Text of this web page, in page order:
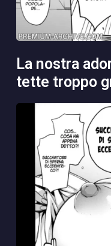
la nostra adorata presidente ha le
tette troppo